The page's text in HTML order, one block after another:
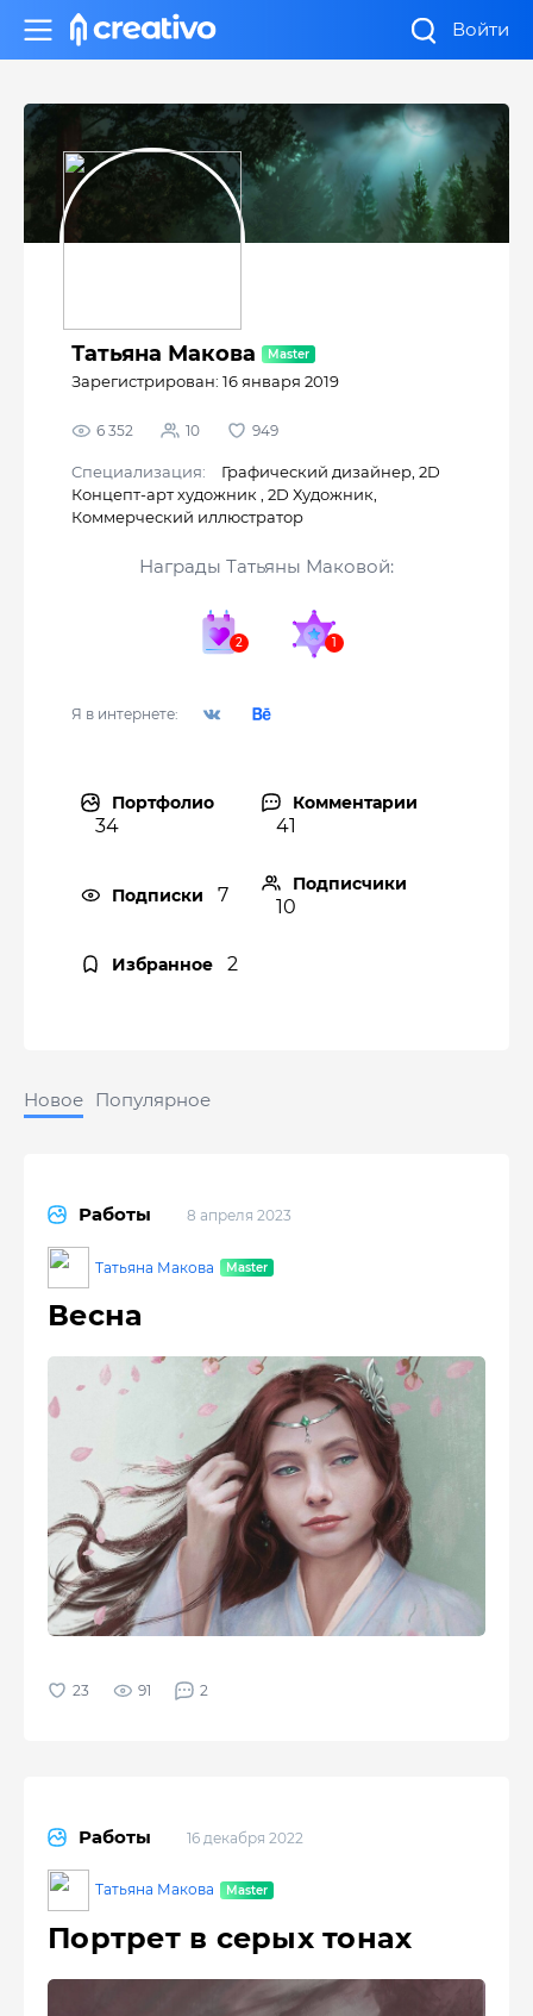
Войти
Татьяна Макова
Зарегистрирован: 16 января 2019
6 352 10 949
Cпециализация: Графический дизайнер, 2D
Концепт-арт художник, 2D Художник,
Коммерческий иллюстратор
Награды Татьяны Маковой:
Я в интернете:
Портфолио
34
Комментарии
41
Подписки 7 Подписчики
10
Избранное 2
Новое Популярное
Работы 8 апреля 2023
Татьяна Макова
Весна
91 2
Работы 16 декабря 2022
Татьяна Макова
Портрет в серых тонах